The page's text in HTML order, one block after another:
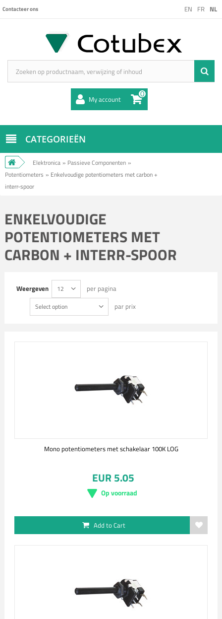
EN FR NL
Contacteer ons
My account 0
CATEGORIEËN
Elektronica » Passieve Componenten »
Potentiometers » Enkelvoudige potentiometers met carbon +
interr-spoor
ENKELVOUDIGE
POTENTIOMETERS MET
CARBON + INTERR-SPOOR
Weergeven 12 per pagina
Select option par prix
Mono potentiometers met schakelaar 100K LOG
EUR 5.05
Op voorraad
Add to Cart